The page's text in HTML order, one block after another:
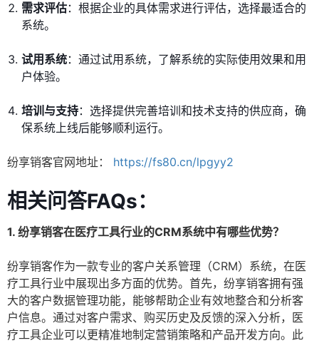
需求评估：根据企业的具体需求进行评估，选择最适合的
系统。
试用系统：通过试用系统，了解系统的实际使用效果和用
户体验。
培训与支持：选择提供完善培训和技术支持的供应商，确
保系统上线后能够顺利运行。
纷享销客官网地址： https://fs80.cn/lpgyy2
相关问答FAQs：
1. 纷享销客在医疗工具行业的CRM系统中有哪些优势？
纷享销客作为一款专业的客户关系管理（CRM）系统，在医
疗工具行业中展现出多方面的优势。首先，纷享销客拥有强
大的客户数据管理功能，能够帮助企业有效地整合和分析客
户信息。通过对客户需求、购买历史及反馈的深入分析，医
疗工具企业可以更精准地制定营销策略和产品开发方向。此